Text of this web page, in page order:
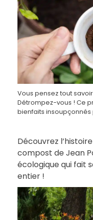
Vous pensez tout
Détrompez-vous ! Ce
bienfaits insoupçonnés
Découvrez
compost de Jean
écologique qui fait
entier !